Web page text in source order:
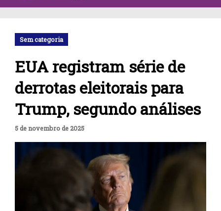
Sem categoria
EUA registram série de
derrotas eleitorais para
Trump, segundo análises
5 de novembro de 2025